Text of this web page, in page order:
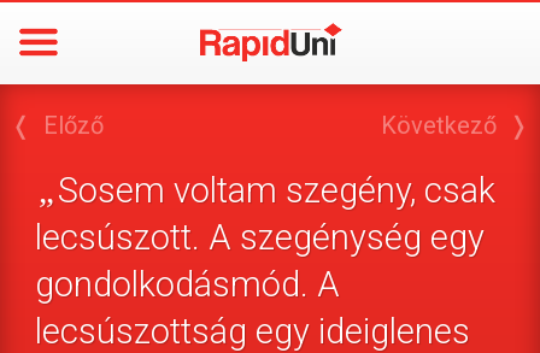
❬ Előző
„Sosem voltam szegény, csak
lecsúszott. A szegénység egy
gondolkodásmód. A
lecsúszottság egy ideiglenes
Következő ❭